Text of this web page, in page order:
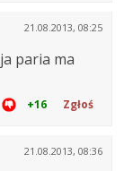
21.08.2013, 08:25
paria ma
+16 Zgłoś
21.08.2013, 08:36